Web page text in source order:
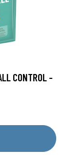
CONTROL -